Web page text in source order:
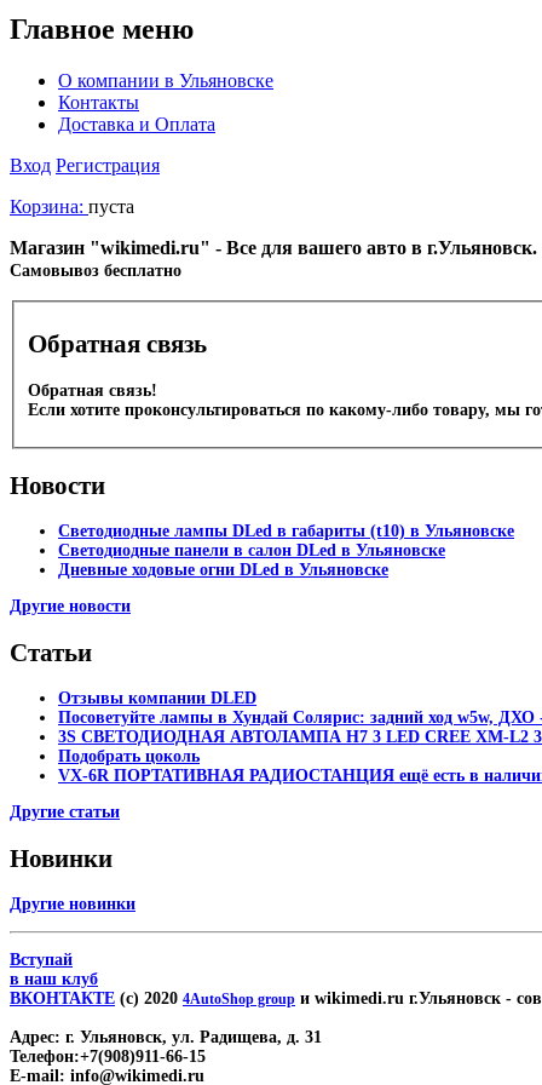
Главное меню
О компании в Ульяновске
Контакты
Доставка и Оплата
Вход Регистрация
Корзина: пуста
Магазин "wikimedi.ru" - Все для вашего авто в
Cамовывоз бесплатно
Обратная связь
Обратная связь!
Если хотите проконсультироваться по какому-либо товару, мы
Новости
Светодиодные лампы DLed в габариты (t10) в Ульяновске
Светодиодные панели в салон DLed в Ульяновске
Дневные ходовые огни DLed в Ульяновске
Другие новости
Статьи
Отзывы компании DLED
Посоветуйте лампы в Хундай Солярис: задний ход w5w, ДХО
3S СВЕТОДИОДНАЯ АВТОЛАМПА H7 3 LED CREE XM-L2
Подобрать цоколь
VX-6R ПОРТАТИВНАЯ РАДИОСТАНЦИЯ ещё есть в
Другие статьи
Новинки
Другие новинки
Вступай
в наш клуб
ВКОНТАКТЕ (c) 2020 4AutoShop group и wikimedi.ru г.Ульяновск -
Адрес: г. Ульяновск, ул. Радищева, д. 31
Телефон:+7(908)911-66-15
E-mail: info@wikimedi.ru